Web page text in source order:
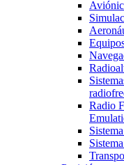
Radio